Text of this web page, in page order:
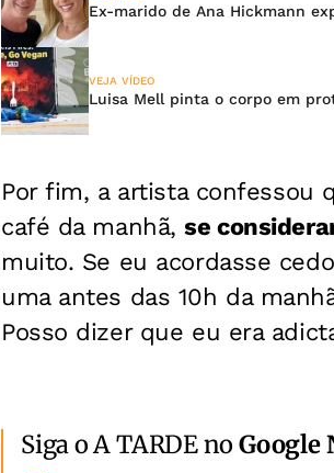
Ex-marido de Ana Hickmann
VEJA VÍDEO
Luisa Mell pinta o corpo em
Por fim, a artista confessou
café da manhã,se
muito. Se eu acordasse
uma antes das 10h da
Posso dizer que eu era
Siga o A TARDE noGoogle